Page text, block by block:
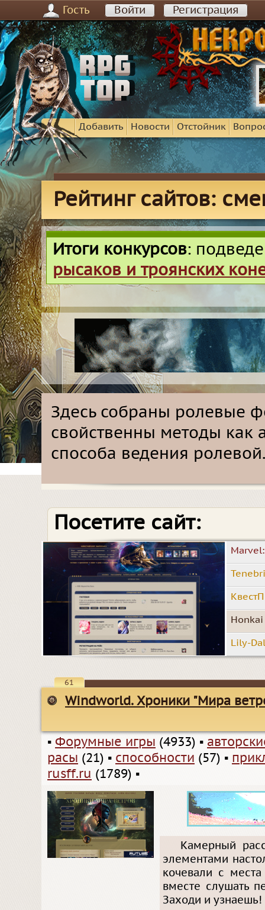
Гость Войти Регистрация
Добавить Новости Отстойник
Рейтинг сайтов:
Итоги конкурсов:
рысаков и троянских
Здесь собраны ролевые
свойственны методы как
способа ведения ролевой.
Посетите сайт:
Lily-
61
Windworld. Хроники "Мира
▪ Форумные игры (4933) ▪
расы (21) ▪ способности (57) ▪
rusff.ru (1789) ▪
Камерный
элементами
кочевали с
вместе слушать
Заходи и узнаешь!